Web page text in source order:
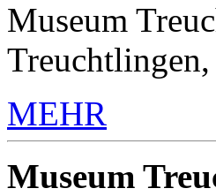
Museum
MEHR
Museum